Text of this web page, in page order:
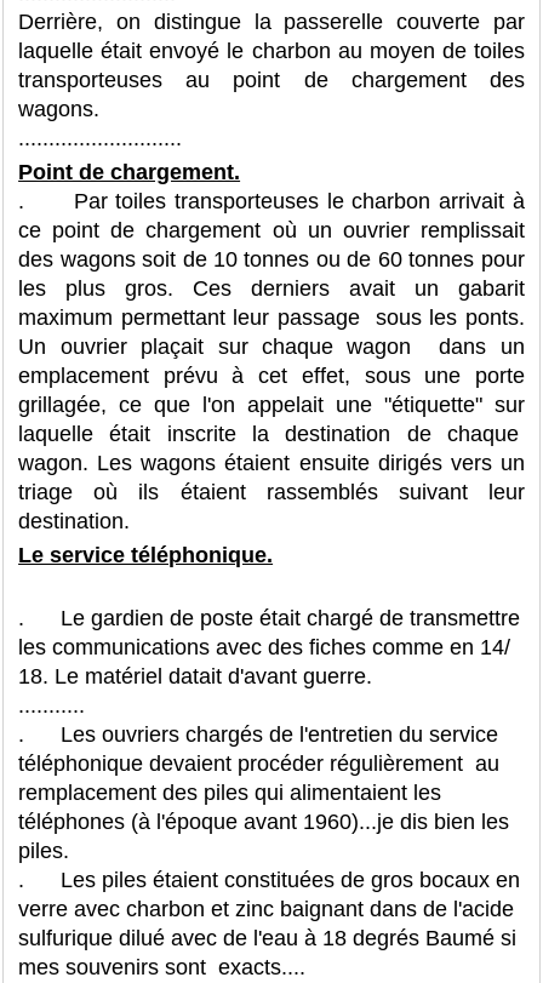
Derrière, on distingue la passerelle couverte par
laquelle était envoyé le charbon au moyen de toiles
transporteuses au point de chargement des
wagons.
...........................
Point de chargement.
. Par toiles transporteuses le charbon arrivait à
ce point de chargement où un ouvrier remplissait
des wagons soit de 10 tonnes ou de 60 tonnes pour
les plus gros. Ces derniers avait un gabarit
maximum permettant leur passage sous les ponts.
Un ouvrier plaçait sur chaque wagon dans un
emplacement prévu à cet effet, sous une porte
grillagée, ce que l'on appelait une "étiquette" sur
laquelle était inscrite la destination de chaque
wagon. Les wagons étaient ensuite dirigés vers un
triage où ils étaient rassemblés suivant leur
destination.
Le service téléphonique.
. Le gardien de poste était chargé de transmettre
les communications avec des fiches comme en 14/
18. Le matériel datait d'avant guerre.
...........
. Les ouvriers chargés de l'entretien du service
téléphonique devaient procéder régulièrement au
remplacement des piles qui alimentaient les
téléphones (à l'époque avant 1960)...je dis bien les
piles.
. Les piles étaient constituées de gros bocaux en
verre avec charbon et zinc baignant dans de l'acide
sulfurique dilué avec de l'eau à 18 degrés Baumé si
mes souvenirs sont exacts....